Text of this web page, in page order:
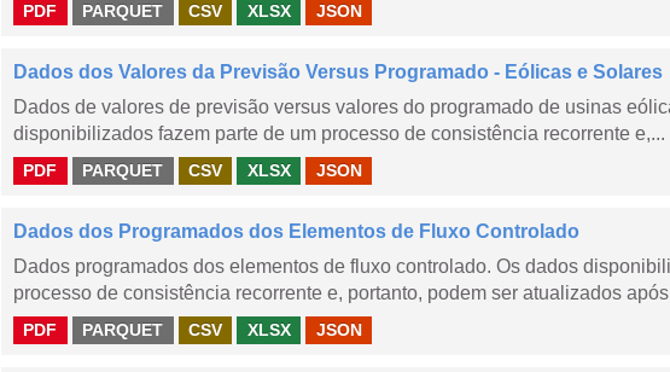
PDF PARQUET CSV XLSX JSON
Dados dos Valores da Previsão Versus Programado - Eólicas e Solares
Dados de valores de previsão versus valores do programado de usinas
disponibilizados fazem parte de um processo de consistência recorrente e,...
PDF PARQUET CSV XLSX JSON
Dados dos Programados dos Elementos de Fluxo Controlado
Dados programados dos elementos de fluxo controlado. Os dados
processo de consistência recorrente e, portanto, podem ser atualizados após
PDF PARQUET CSV XLSX JSON